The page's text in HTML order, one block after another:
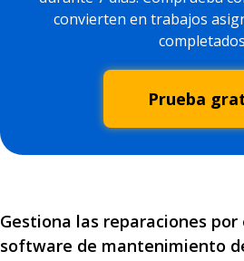
convierten en trabajos
Prueba
Gestiona las reparaciones por
software de mantenimiento